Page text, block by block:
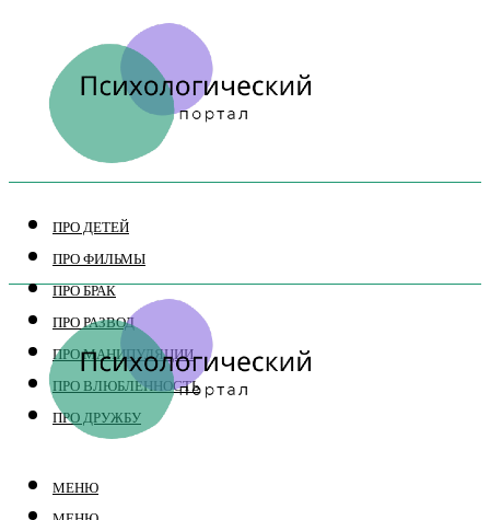
ПРО ДЕТЕЙ
ПРО ФИЛЬМЫ
ПРО БРАК
ПРО РАЗВОД
ПРО МАНИПУЛЯЦИИ
ПРО ВЛЮБЛЕННОСТЬ
ПРО ДРУЖБУ
МЕНЮ